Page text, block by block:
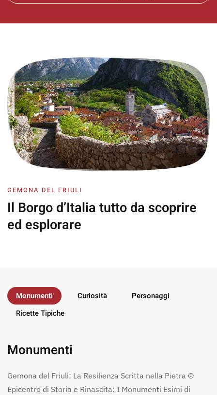
GEMONA DEL FRIULI
Il Borgo d’Italia tutto da scoprire
ed esplorare
Monumenti Curiosità
Personaggi
Ricette Tipiche
Monumenti
Gemona del Friuli: La Resilienza Scritta nella Pietra ©
Epicentro di Storia e Rinascita: I Monumenti Esimi di